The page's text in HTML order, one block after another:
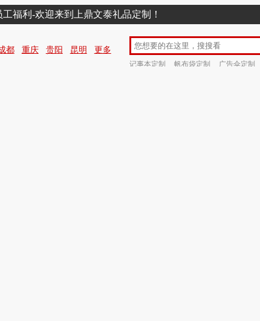
福利-欢迎来到上鼎文泰礼品定制！
都 重庆 贵阳 昆明 更多
记事本定制 帆布袋定制 广告伞定制